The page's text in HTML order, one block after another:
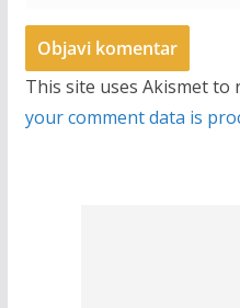
This site uses Akismet to
your comment data is